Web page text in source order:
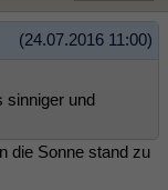
(24.07.2016 11:00)
sinniger und
die Sonne stand zu